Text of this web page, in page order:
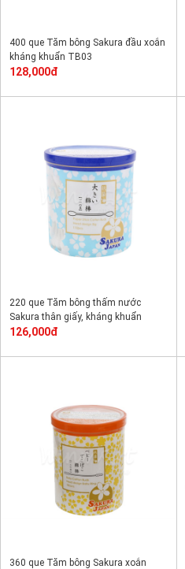
400 que Tăm bông Sakura đầu xoắn
kháng khuẩn TB03
128,000đ
220 que Tăm bông thấm nước
Sakura thân giấy, kháng khuẩn
TB10
126,000đ
360 que Tăm bông Sakura xoắn